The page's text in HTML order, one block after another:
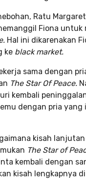
Ratu
Fiona untuk
Hal ini dikarenakan
ke black market.
sama dengan
The Star Of Peace.
kembali
dengan pria yang
kisah
The Star of
kembali dengan
kisah lengkapnya